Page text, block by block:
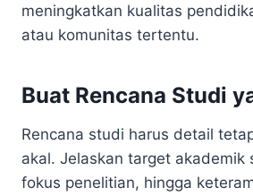
meningkatkan kualitas
atau komunitas tertentu.
Buat Rencana Studi
Rencana studi harus detail
akal. Jelaskan target akademik
fokus penelitian, hingga